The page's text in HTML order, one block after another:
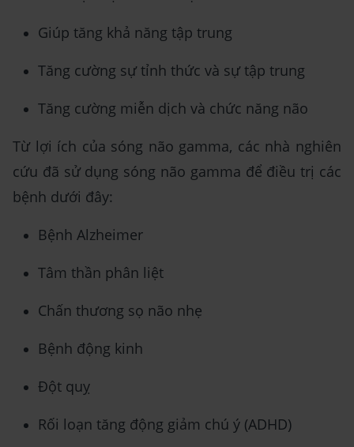
Giúp tăng khả năng tập trung
Tăng cường sự tỉnh thức và sự tập trung
Tăng cường miễn dịch và chức năng não
Từ lợi ích của sóng não gamma, các nhà nghiên
cứu đã sử dụng sóng não gamma để điều trị các
bệnh dưới đây:
Bệnh Alzheimer
Tâm thần phân liệt
Chấn thương sọ não nhẹ
Bệnh động kinh
Đột quỵ
Rối loạn tăng động giảm chú ý (ADHD)